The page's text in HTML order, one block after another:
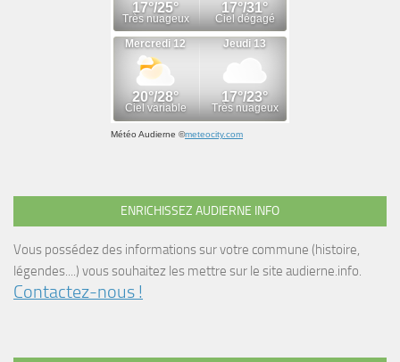
Météo Audierne ©meteocity.com
ENRICHISSEZ AUDIERNE INFO
Vous possédez des informations sur votre commune (histoire,
légendes....) vous souhaitez les mettre sur le site audierne.info.
Contactez-nous !